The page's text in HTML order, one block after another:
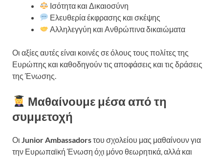
Ισότητα και Δικαιοσύνη
Ελευθερία έκφρασης και σκέψης
Αλληλεγγύη και Ανθρώπινα δικαιώματα
Οι αξίες αυτές είναι κοινές σε όλους τους πολίτες της
Ευρώπης και καθοδηγούν τις αποφάσεις και τις δράσεις
της Ένωσης.
Μαθαίνουμε μέσα από τη
συμμετοχή
Οι Junior Ambassadorsτου σχολείου μας μαθαίνουν για
την Ευρωπαϊκή Ένωση όχι μόνο θεωρητικά, αλλά και